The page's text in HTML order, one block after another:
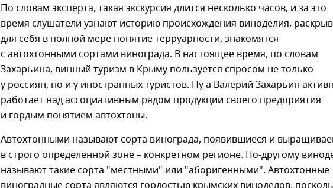
По словам эксперта, такая экскурсия длится несколько часов, и за это
время слушатели узнают историю происхождения виноделия,
для себя в полной мере понятие терруарности, знакомятся
с автохтонными сортами винограда. В настоящее время, по словам
Захарьина, винный туризм в Крыму пользуется спросом не только
у россиян, но и у иностранных туристов. Ну а Валерий Захарьин
работает над ассоциативным рядом продукции своего предприятия
и гордым понятием автохтоны.
Автохтонными называют сорта винограда, появившиеся и
в строго определенной зоне – конкретном регионе. По-другому
называют такие сорта "местными" или "аборигенными". Автохтонные